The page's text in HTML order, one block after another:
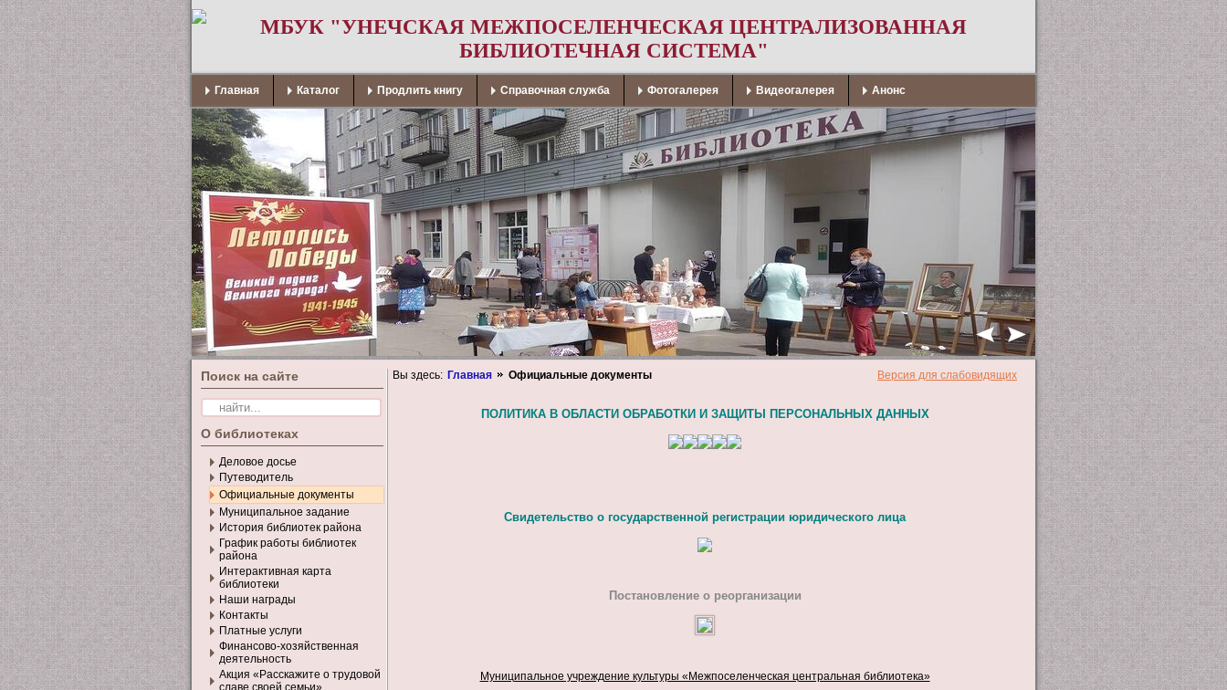
МБУК "УНЕЧСКАЯ МЕЖПОСЕЛЕНЧЕСКАЯ ЦЕНТРАЛИЗОВАННАЯ
БИБЛИОТЕЧНАЯ СИСТЕМА"
Главная Каталог Продлить книгу Справочная служба Фотогалерея Видеогалерея Анонс
Поиск на сайте
О библиотеках
Деловое досье
Путеводитель
Официальные документы
Муниципальное задание
История библиотек района
График работы библиотек
района
Интерактивная карта
библиотеки
Наши награды
Контакты
Платные услуги
Финансово-хозяйственная
деятельность
Акция «Расскажите о трудовой
славе своей семьи»
Вы здесь: Главная Официальные документы Версия для слабовидящих
ПОЛИТИКА В ОБЛАСТИ ОБРАБОТКИ И ЗАЩИТЫ ПЕРСОНАЛЬНЫХ ДАННЫХ
Свидетельство о государственной регистрации юридического лица
Постановление о реорганизации
Муниципальное учреждение культуры «Межпоселенческая центральная библиотека»